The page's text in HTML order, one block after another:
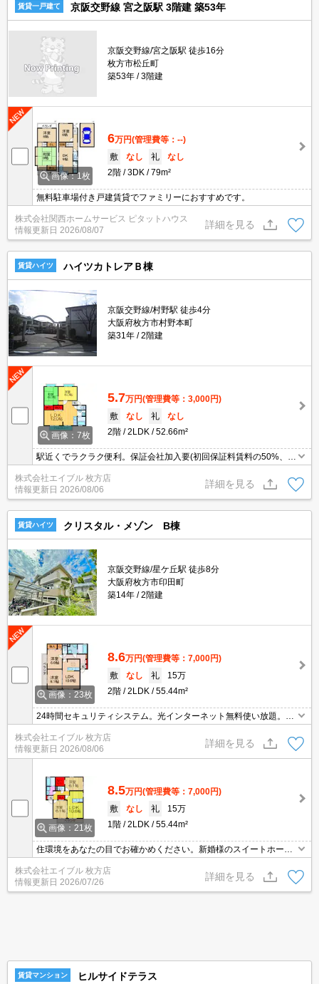
賃貸一戸建て 京阪交野線 宮之阪駅 3階建 築53年
京阪交野線/宮之阪駅 徒歩16分
枚方市松丘町
築53年
3階建
画像：1枚
6万円(管理費等：--)
敷
なし 礼
なし
2階
3DK 79m²
無料駐車場付き戸建賃貸でファミリーにおすすめです。
株式会社関西ホームサービス ピタットハウス
情報更新日 2026/08/07
詳細を見る
賃貸ハイツ ハイツカトレアＢ棟
京阪交野線/村野駅 徒歩4分
大阪府枚方市村野本町
築31年
2階建
画像：7枚
5.7万円(管理費等：3,000円)
敷
なし 礼
なし
2階
2LDK 52.66m²
駅近くでラクラク便利。保証会社加入要(初回保証料賃料の50%、月
次保証料2%)。要火災保険。
株式会社エイブル 枚方店
情報更新日 2026/08/06
詳細を見る
賃貸ハイツ クリスタル・メゾン B棟
京阪交野線/星ケ丘駅 徒歩8分
大阪府枚方市印田町
築14年
2階建
画像：23枚
8.6万円(管理費等：7,000円)
敷
なし 礼
15万
2階
2LDK 55.44m²
24時間セキュリティシステム。光インターネット無料使い放題。浴
室換気乾燥式。温水洗浄便座付き。対面式キッチンをお好みの方
に。追焚給湯。実物を見てお確かめください。ぜひお問合せくださ
い。設備に注目。
株式会社エイブル 枚方店
情報更新日 2026/08/06
詳細を見る
画像：21枚
8.5万円(管理費等：7,000円)
敷
なし 礼
15万
1階
2LDK 55.44m²
住環境をあなたの目でお確かめください。新婚様のスイートホーム
に。保証会社要（初回35,000円、月総額の1％＋800円/月）。イン
ターネット無料。一坪タイプもお風呂が人気。日当たり良好。
株式会社エイブル 枚方店
情報更新日 2026/07/26
詳細を見る
賃貸マンション ヒルサイドテラス